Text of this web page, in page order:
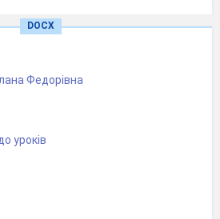
тис.чол)
DOCX
Федорівна
уроків